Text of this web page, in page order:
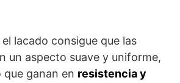
lacado consigue que las
un aspecto suave y uniforme,
ganan en resistencia y